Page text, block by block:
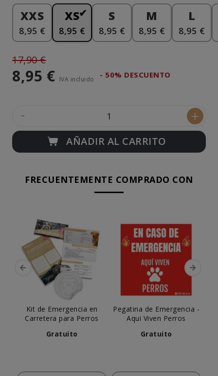
XXS
8,95 €
XS
8,95 €
S
8,95 €
M
8,95 €
L
8,95 €
17,90 €
8,95 € IVA incluido - 50% DESCUENTO
- +
AÑADIR AL CARRITO
FRECUENTEMENTE COMPRADO CON
Kit de Emergencia en
Carretera para Perros
Gratuito
Pegatina de Emergencia -
Aqui Viven Perros
Gratuito